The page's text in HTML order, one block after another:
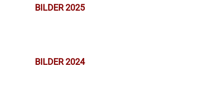
BILDER 2025
BILDER 2024